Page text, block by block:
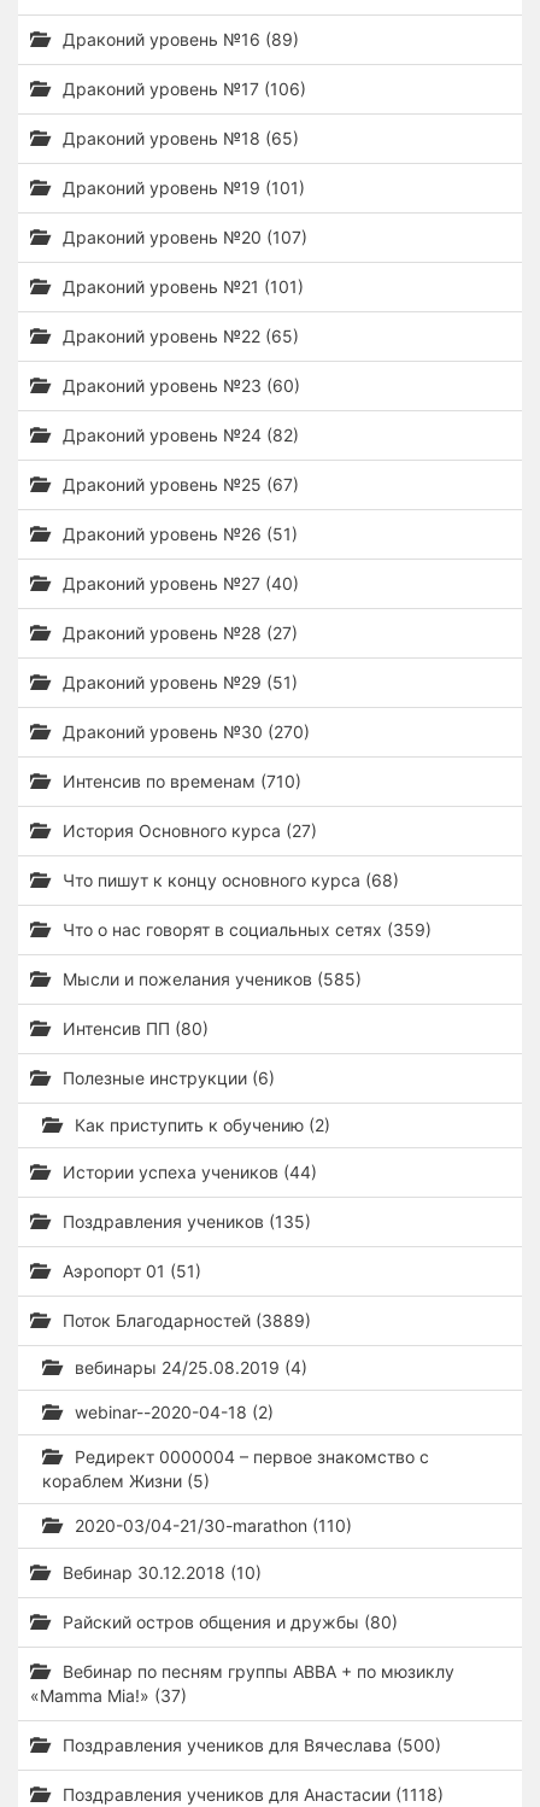
Драконий уровень №16 (89)
Драконий уровень №17 (106)
Драконий уровень №18 (65)
Драконий уровень №19 (101)
Драконий уровень №20 (107)
Драконий уровень №21 (101)
Драконий уровень №22 (65)
Драконий уровень №23 (60)
Драконий уровень №24 (82)
Драконий уровень №25 (67)
Драконий уровень №26 (51)
Драконий уровень №27 (40)
Драконий уровень №28 (27)
Драконий уровень №29 (51)
Драконий уровень №30 (270)
Интенсив по временам (710)
История Основного курса (27)
Что пишут к концу основного курса (68)
Что о нас говорят в социальных сетях (359)
Мысли и пожелания учеников (585)
Интенсив ПП (80)
Полезные инструкции (6)
Как приступить к обучению (2)
Истории успеха учеников (44)
Поздравления учеников (135)
Аэропорт 01 (51)
Поток Благодарностей (3889)
вебинары 24/25.08.2019 (4)
webinar--2020-04-18 (2)
Редирект 0000004 – первое знакомство с
кораблем Жизни (5)
2020-03/04-21/30-marathon (110)
Вебинар 30.12.2018 (10)
Райский остров общения и дружбы (80)
Вебинар по песням группы ABBA + по мюзиклу
«Mamma Mia!» (37)
Поздравления учеников для Вячеслава (500)
Поздравления учеников для Анастасии (1118)